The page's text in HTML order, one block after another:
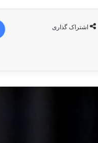
اشتراک گذاری